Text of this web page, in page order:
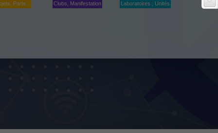
Parte... Clubs, Manifestation Laboratoires , Unités